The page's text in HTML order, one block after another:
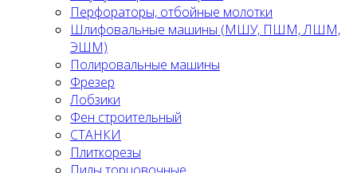
Перфораторы, отбойные молотки
Шлифовальные машины (МШУ, ПШМ, ЛШМ,
ЭШМ)
Полировальные машины
Фрезер
Лобзики
Фен строительный
СТАНКИ
Плиткорезы